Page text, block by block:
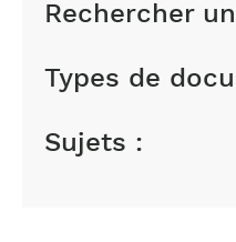
Rechercher
Types de
Sujets :